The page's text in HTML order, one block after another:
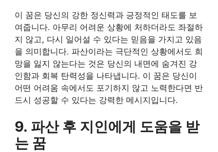
이 꿈은 당신의 강한 정신력과 긍정적인 태도를 보
여줍니다. 아무리 어려운 상황에 처하더라도 좌절하
지 않고, 다시 일어설 수 있다는 믿음을 가지고 있음
을 의미합니다. 파산이라는 극단적인 상황에서도 희
망을 잃지 않는다는 것은 당신의 내면에 숨겨진 강
인함과 회복 탄력성을 나타냅니다. 이 꿈은 당신이
어떤 어려움 속에서도 포기하지 않고 노력한다면 반
드시 성공할 수 있다는 강력한 메시지입니다.
9. 파산 후 지인에게 도움을 받
는 꿈